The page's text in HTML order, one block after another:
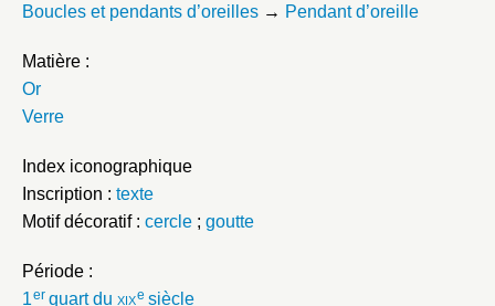
Boucles et pendants d’oreilles → Pendant d’oreille
Matière :
Or
Verre
Index iconographique
Inscription : texte
Motif décoratif : cercle ; goutte
Période :
1erquart du xixe siècle